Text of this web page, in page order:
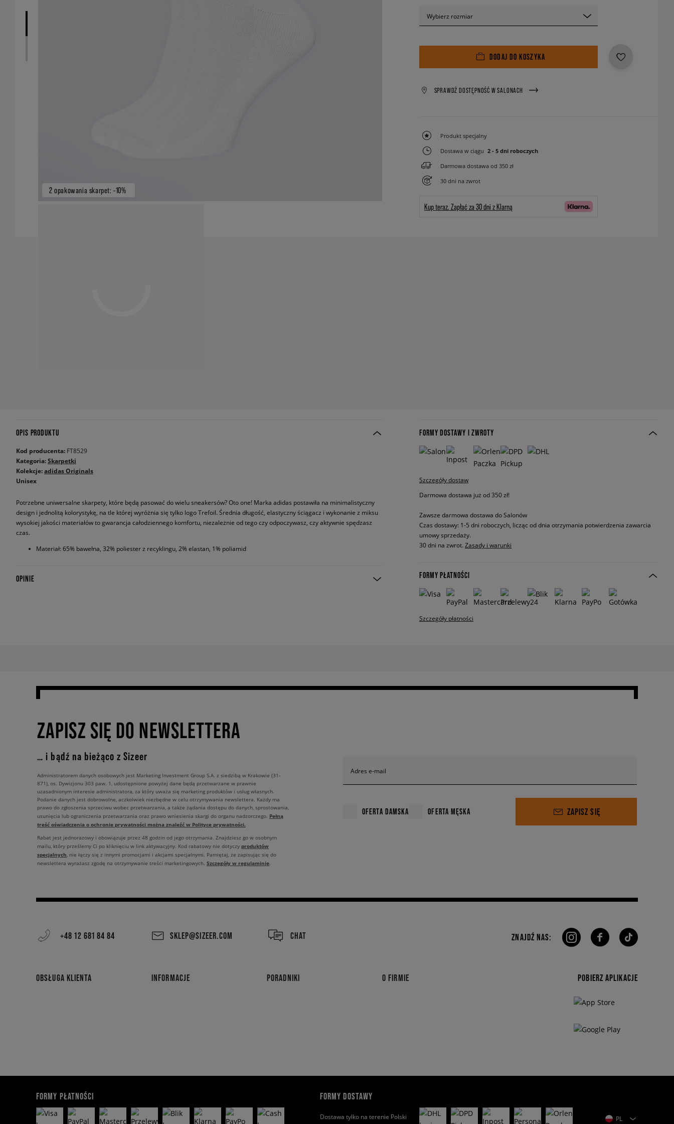
2 opakowania skarpet: -10%
Wybierz rozmiar
DODAJ DO KOSZYKA
SPRAWDŹ DOSTĘPNOŚĆ W SALONACH
Produkt specjalny
Dostawa w ciągu 2 - 5 dni roboczych
Darmowa dostawa od 350 zł
30 dni na zwrot
Kup teraz. Zapłać za 30 dni z Klarną
OPIS PRODUKTU
Kod producenta: FT8529
Kategoria:Skarpetki
Kolekcje:adidas Originals
Unisex
Potrzebne uniwersalne skarpety, które będą pasować do wielu sneakersów? Oto one! Marka adidas postawiła na minimalistyczny
design i jednolitą kolorystykę, na tle której wyróżnia się tylko logo Trefoil. Średnia długość, elastyczny ściągacz i wykonanie z miksu
wysokiej jakości materiałów to gwarancja całodziennego komfortu, niezależnie od tego czy odpoczywasz, czy aktywnie spędzasz
czas.
Materiał: 65% bawełna, 32% poliester z recyklingu, 2% elastan, 1% poliamid
OPINIE
FORMY DOSTAWY I ZWROTY
Szczegóły dostaw
Darmowa dostawa już od 350 zł!
Zawsze darmowa dostawa do Salonów
Czas dostawy: 1-5 dni roboczych, licząc od dnia otrzymania potwierdzenia zawarcia
umowy sprzedaży.
30 dni na zwrot. Zasady i warunki
FORMY PŁATNOŚCI
Szczegóły płatności
ZAPISZ SIĘ DO NEWSLETTERA
… i bądź na bieżąco z Sizeer
Adres e-mail
OFERTA DAMSKA OFERTA MĘSKA ZAPISZ SIĘ
Administratorem danych osobowych jest Marketing Investment Group S.A. z siedzibą w Krakowie (31-
871), os. Dywizjonu 303 paw. 1, udostępnione powyżej dane będą przetwarzane w prawnie
uzasadnionym interesie administratora, za który uważa się marketing produktów i usług własnych.
Podanie danych jest dobrowolne, aczkolwiek niezbędne w celu otrzymywania newslettera. Każdy ma
prawo do zgłoszenia sprzeciwu wobec przetwarzania, a także żądania dostępu do danych, sprostowania,
usunięcia lub ograniczenia przetwarzania oraz prawo wniesienia skargi do organu nadzorczego. Pełną
treść oświadczenia o ochronie prywatności można znaleźć w Polityce prywatności.
Rabat jest jednorazowy i obowiązuje przez 48 godzin od jego otrzymania. Znajdziesz go w osobnym
mailu, który prześlemy Ci po kliknięciu w link aktywacyjny. Kod rabatowy nie dotyczy produktów
specjalnych, nie łączy się z innymi promocjami i akcjami specjalnymi. Pamiętaj, że zapisując się do
newslettera wyrażasz zgodę na otrzymywanie treści marketingowych. Szczegóły w regulaminie.
+48 12 681 84 84 SKLEP@SIZEER.COM CHAT
OBSŁUGA KLIENTA INFORMACJE PORADNIKI O FIRMIE
ZNAJDŹ NAS:
POBIERZ APLIKACJE
FORMY PŁATNOŚCI FORMY DOSTAWY
Dostawa tylko na terenie Polski PL